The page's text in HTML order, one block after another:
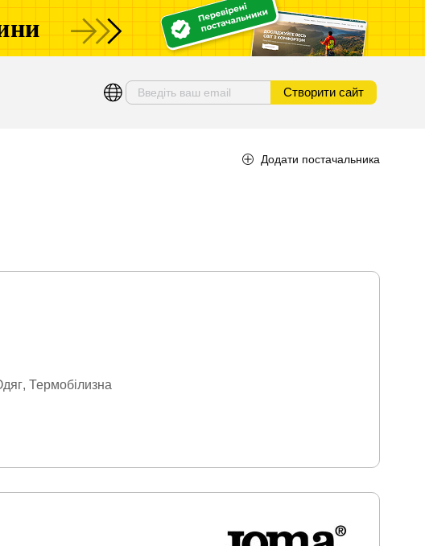
Створити сайт
Додати постачальника
Термобілизна